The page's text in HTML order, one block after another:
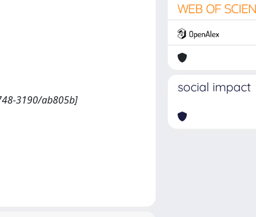
3190/ab805b]
social impact